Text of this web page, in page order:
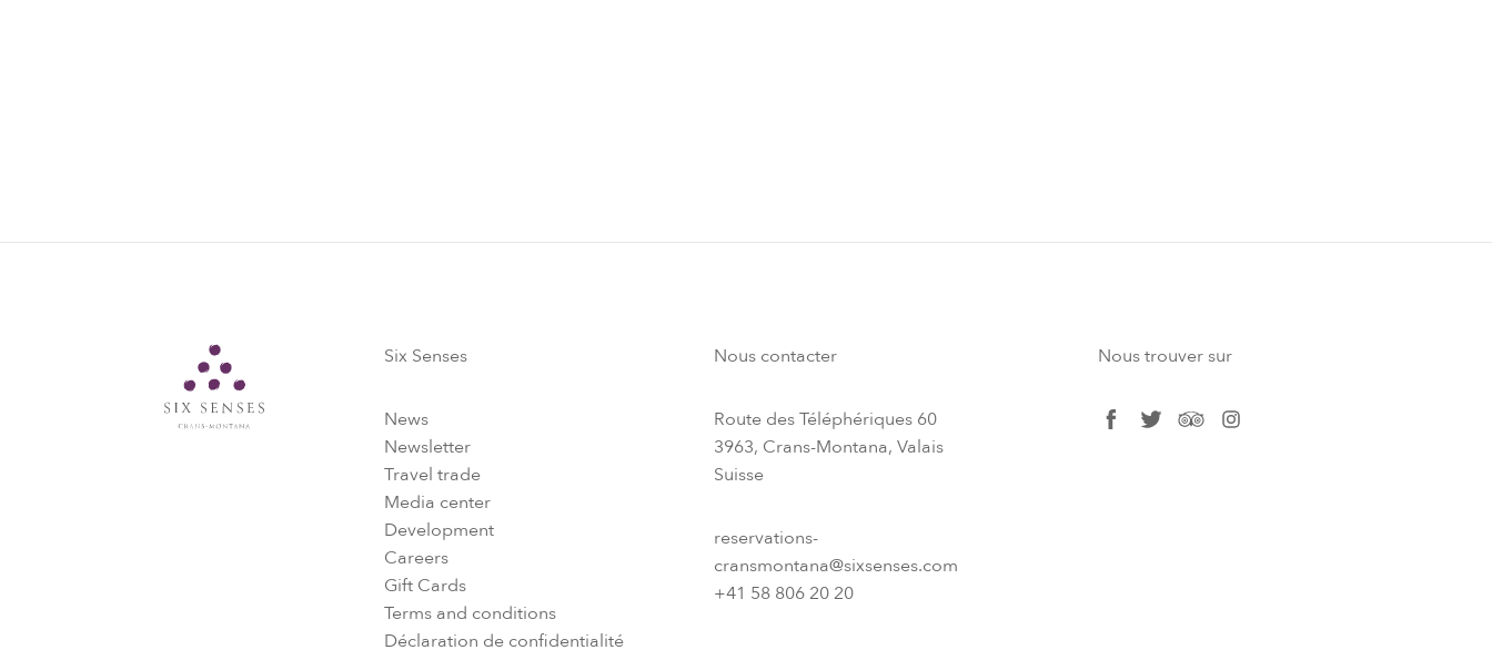
Six Senses
News
Newsletter
Travel trade
Media center
Development
Careers
Gift Cards
Terms and conditions
Déclaration de confidentialité
Nous contacter
Route des Téléphériques 60
3963, Crans-Montana, Valais
Suisse
reservations-
cransmontana@sixsenses.com
+41 58 806 20 20
Nous trouver sur
facebook
twittertripadvisor